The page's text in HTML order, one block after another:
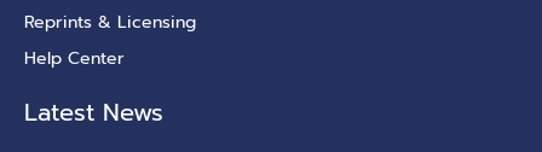
Reprints & Licensing
Help Center
Latest News